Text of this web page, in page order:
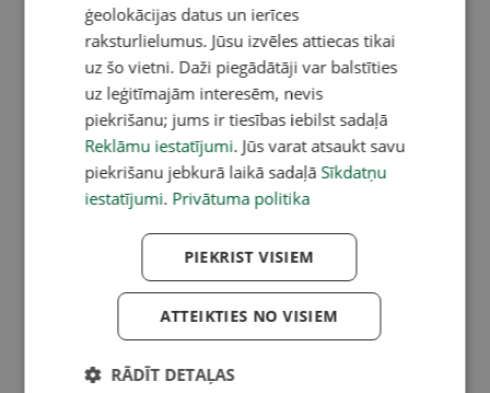
ģeolokācijas datus un ierīces
raksturlielumus. Jūsu izvēles attiecas tikai
uz šo vietni. Daži piegādātāji var balstīties
uz leģitīmajām interesēm, nevis
piekrišanu; jums ir tiesības iebilst sadaļā
Reklāmu iestatījumi. Jūs varat atsaukt savu
piekrišanu jebkurā laikā sadaļā Sīkdatņu
iestatījumi. Privātuma politika
PIEKRIST VISIEM
ATTEIKTIES NO VISIEM
RĀDĪT DETAĻAS